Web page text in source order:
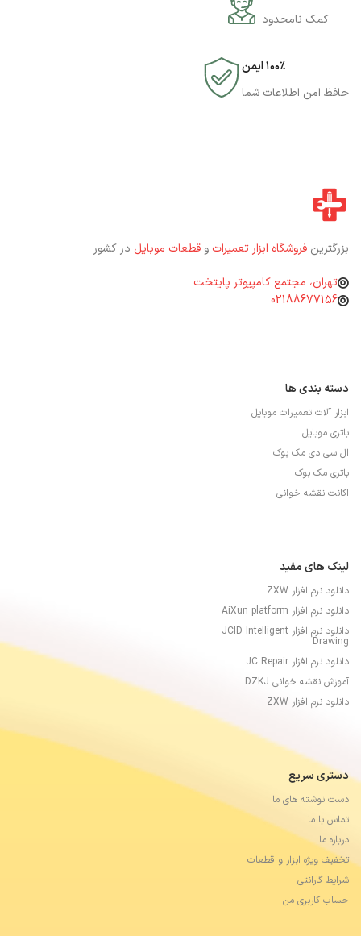
کمک نامحدود
۱۰۰٪ ایمن
حافظ امن اطلاعات شما
بزرگترین فروشگاه ابزار تعمیرات و قطعات موبایل در کشور
تهران، مجتمع کامپیوتر پایتخت
02188677156
دسته بندی ها
ابزار آلات تعمیرات موبایل
باتری موبایل
ال سی دی مک بوک
باتری مک بوک
اکانت نقشه خوانی
لینک های مفید
دانلود نرم افزار ZXW
دانلود نرم افزار AiXun platform
دانلود نرم افزار JCID Intelligent
Drawing
دانلود نرم افزار JC Repair
آموزش نقشه خوانی DZKJ
دانلود نرم افزار ZXW
دستری سریع
دست نوشته های ما
تماس با ما
درباره ما …
تخفیف ویژه ابزار و قطعات
شرایط گارانتی
حساب کاربری من